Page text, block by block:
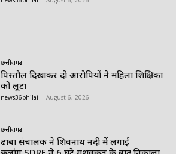
छत्तीसगढ़
पिस्तौल दिखाकर दो आरोपियों ने महिला शिक्षिका
को लूटा
news36bhilai August 6, 2026
छत्तीसगढ़
ढाबा संचालक ने शिवनाथ नदी में लगाई